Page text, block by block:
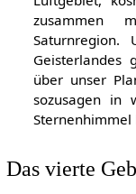
zusammen
Geisterlandes
über unser
sozusagen in
Sternenhimmel
Das vierte